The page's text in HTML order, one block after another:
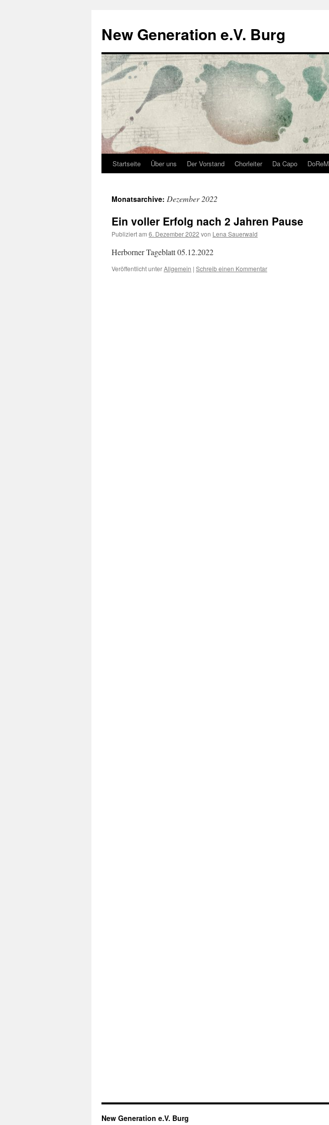
springen
New Generation e.V. Burg
Startseite Über uns Der Vorstand Chorleiter Da Capo
Monatsarchive: Dezember 2022
Ein voller Erfolg nach 2 Jahren Pause
Publiziert am 6. Dezember 2022 von Lena Sauerwald
Herborner Tageblatt 05.12.2022
Veröffentlicht unterAllgemein | Schreib einen Kommentar
New Generation e.V. Burg